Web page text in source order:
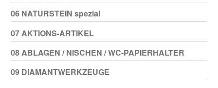
06 NATURSTEIN spezial
07 AKTIONS-ARTIKEL
08 ABLAGEN / NISCHEN / WC-PAPIERHALTER
09 DIAMANTWERKZEUGE